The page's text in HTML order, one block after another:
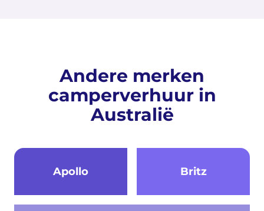
Andere merken
camperverhuur in
Australië
Apollo Britz